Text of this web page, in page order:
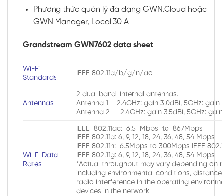
Phương thức quản lý đa dạng GWN.Cloud hoặc
GWN Manager, Local 30 A
Grandstream GWN7602 data sheet
Wi-Fi
Standards
IEEE 802.11a/b/g/n/ac
Antennas
2 dual band internal antennas.
Antenna 1 – 2.4GHz: gain 3.0dBi, 5GHz: gain
Antenna 2 – 2.4GHz: gain 3.5dBi, 5GHz:
Wi-Fi Data
Rates
IEEE 802.11ac: 6.5 Mbps to 867Mbps
IEEE 802.11a: 6, 9, 12, 18, 24, 36, 48, 54 Mbps
IEEE 802.11n: 6.5Mbps to 300Mbps IEEE
IEEE 802.11g: 6, 9, 12, 18, 24, 36, 48, 54 Mbps
*Actual throughput may vary depending on
including environmental conditions,
radio interference in the operating
devices in the network